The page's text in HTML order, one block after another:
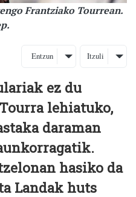
Frantziako Tourrean.
Entzun Itzuli
ez du
lehiatuko,
daraman
hasiko da
Landak huts